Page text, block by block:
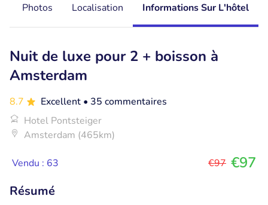
Photos Localisation Informations Sur L'hôtel
Nuit de luxe pour 2 + boisson à
Amsterdam
8.7 Excellent • 35 commentaires
Hotel Pontsteiger
Amsterdam (465km)
Vendu : 63 €97 €97
Résumé